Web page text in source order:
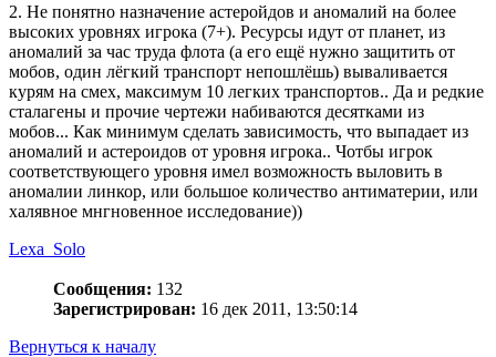
2. Не понятно назначение астеройдов и аномалий на более
высоких уровнях игрока (7+). Ресурсы идут от планет, из
аномалий за час труда флота (а его ещё нужно защитить от
мобов, один лёгкий транспорт непошлёшь) вываливается
курям на смех, максимум 10 легких транспортов.. Да и редкие
сталагены и прочие чертежи набиваются десятками из
мобов... Как минимум сделать зависимость, что выпадает из
аномалий и астероидов от уровня игрока.. Чотбы игрок
соответствующего уровня имел возможность выловить в
аномалии линкор, или большое количество антиматерии, или
халявное мнгновенное исследование))
Lexa_Solo
Сообщения: 132
Зарегистрирован: 16 дек 2011, 13:50:14
Вернуться к началу